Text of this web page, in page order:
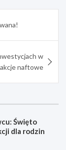
w
akcje naftowe
Święto
dla rodzin